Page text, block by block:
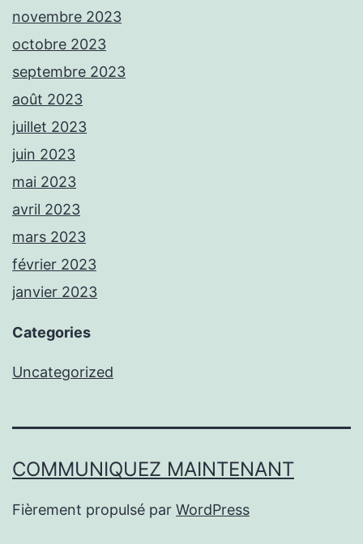
novembre 2023
octobre 2023
septembre 2023
août 2023
juillet 2023
juin 2023
mai 2023
avril 2023
mars 2023
février 2023
janvier 2023
Categories
Uncategorized
COMMUNIQUEZ MAINTENANT
Fièrement propulsé par WordPress